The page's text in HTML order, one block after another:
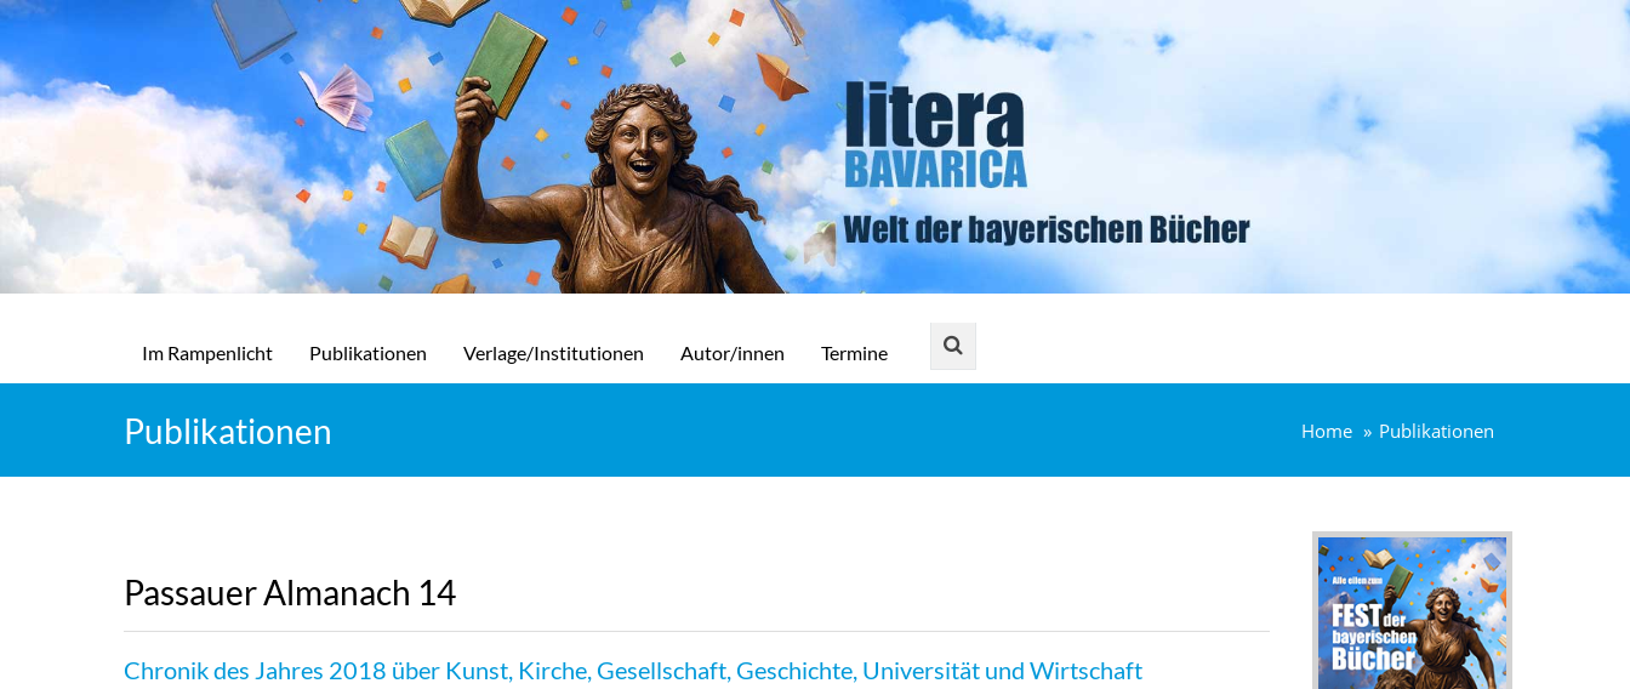
Im Rampenlicht Publikationen Verlage/Institutionen Autor/innen Termine
Publikationen Home Publikationen
Passauer Almanach 14
Chronik des Jahres 2018 über Kunst, Kirche, Gesellschaft, Geschichte, Universität und Wirtschaft